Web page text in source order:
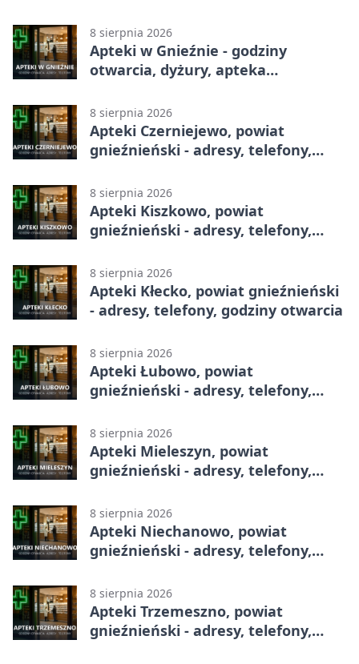
8 sierpnia 2026
Apteki w Gnieźnie - godziny
otwarcia, dyżury, apteka
8 sierpnia 2026
Apteki Czerniejewo, powiat
gnieźnieński - adresy, telefony,
8 sierpnia 2026
Apteki Kiszkowo, powiat
gnieźnieński - adresy, telefony,
8 sierpnia 2026
Apteki Kłecko, powiat gnieźnieński
- adresy, telefony, godziny otwarcia
8 sierpnia 2026
Apteki Łubowo, powiat
gnieźnieński - adresy, telefony,
8 sierpnia 2026
Apteki Mieleszyn, powiat
gnieźnieński - adresy, telefony,
8 sierpnia 2026
Apteki Niechanowo, powiat
gnieźnieński - adresy, telefony,
8 sierpnia 2026
Apteki Trzemeszno, powiat
gnieźnieński - adresy, telefony,